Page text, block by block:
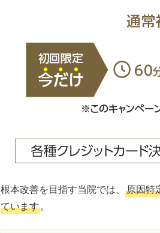
根本改善を目指す当院では、 原因特
ています。